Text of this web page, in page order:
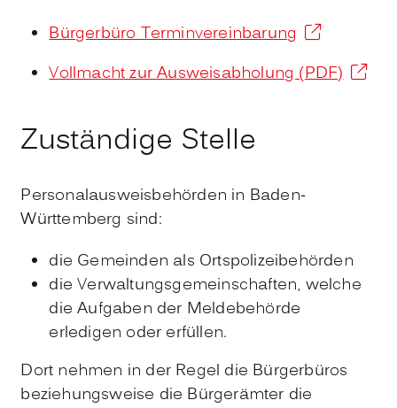
Bürgerbüro Terminvereinbarung
Vollmacht zur Ausweisabholung (PDF)
Zuständige Stelle
Personalausweisbehörden in Baden-
Württemberg sind:
die Gemeinden als Ortspolizeibehörden
die Verwaltungsgemeinschaften, welche
die Aufgaben der Meldebehörde
erledigen oder erfüllen.
Dort nehmen in der Regel die Bürgerbüros
beziehungsweise die Bürgerämter die